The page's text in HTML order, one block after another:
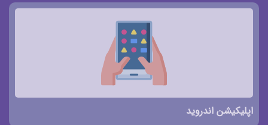
اپلیکیشن اندروید